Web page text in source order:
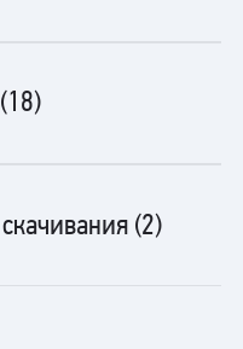
базы, постепенно
крупинки, создавая
(2)